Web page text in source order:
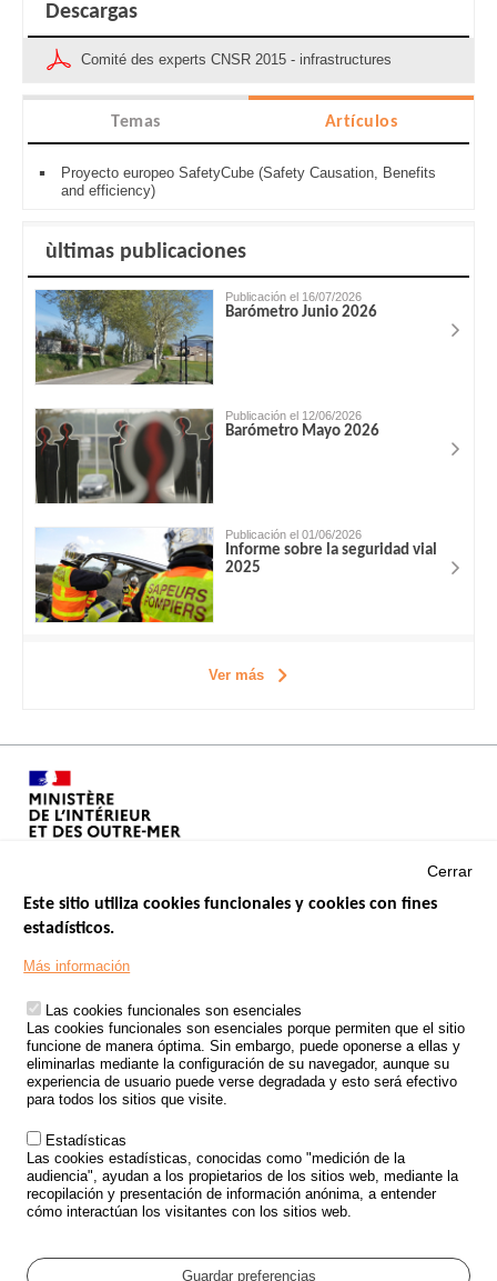
Descargas
Comité des experts CNSR 2015 - infrastructures
Temas Artículos
Proyecto europeo SafetyCube (Safety Causation, Benefits
and efficiency)
ùltimas publicaciones
Publicación el 16/07/2026
Barómetro Junio 2026
Publicación el 12/06/2026
Barómetro Mayo 2026
Publicación el 01/06/2026
Informe sobre la seguridad vial
2025
Ver más
Footer
TRATAMIENTO DE DATOS PERSONALES PROCEDENTES DE
ACCIDENTES DE TRÁFICO
ESTUDIOS
CONVOCATORIA DE PROYECTOS DE ESTUDIOS
POLÍTICA DE SEGURIDAD VIAL
Outils
EVENTOS
GLOSARIO
Cerrar
Este sitio utiliza cookies funcionales y cookies con fines
estadísticos.
Más información
Las cookies funcionales son esenciales
Las cookies funcionales son esenciales porque permiten que el sitio
funcione de manera óptima. Sin embargo, puede oponerse a ellas y
eliminarlas mediante la configuración de su navegador, aunque su
experiencia de usuario puede verse degradada y esto será efectivo
para todos los sitios que visite.
Estadísticas
Las cookies estadísticas, conocidas como "medición de la
audiencia", ayudan a los propietarios de los sitios web, mediante la
recopilación y presentación de información anónima, a entender
cómo interactúan los visitantes con los sitios web.
Guardar preferencias